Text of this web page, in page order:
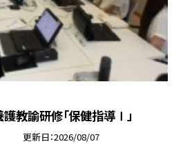
教諭研修「保健指導Ⅰ」
更新日 2026/08/07